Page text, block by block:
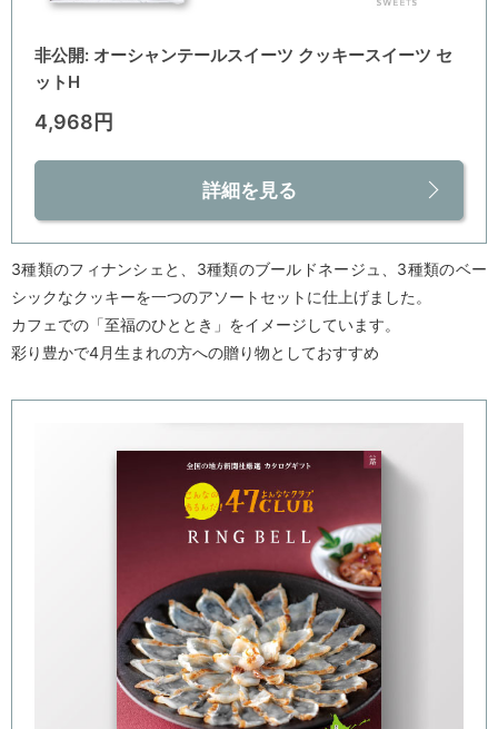
非公開: オーシャンテールスイーツ クッキースイーツ セ
ットH
4,968円
詳細を見る
3種類のフィナンシェと、3種類のブールドネージュ、3種類のベー
シックなクッキーを一つのアソートセットに仕上げました。
カフェでの「至福のひととき」をイメージしています。
彩り豊かで4月生まれの方への贈り物としておすすめ